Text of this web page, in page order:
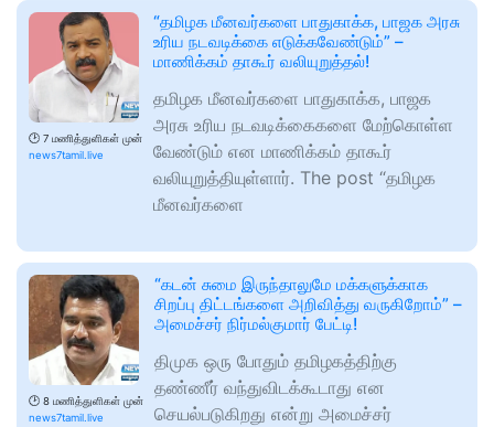
🕑 7 மணித்துளிகள் முன்
news7tamil.live
“தமிழக மீனவர்களை பாதுகாக்க, பாஜக அரசு
உரிய நடவடிக்கை எடுக்கவேண்டும்” –
மாணிக்கம் தாகூர் வலியுறுத்தல்!
தமிழக மீனவர்களை பாதுகாக்க, பாஜக
அரசு உரிய நடவடிக்கைகளை மேற்கொள்ள
வேண்டும் என மாணிக்கம் தாகூர்
வலியுறுத்தியுள்ளார். The post “தமிழக
மீனவர்களை
🕑 8 மணித்துளிகள் முன்
news7tamil.live
“கடன் சுமை இருந்தாலுமே மக்களுக்காக
சிறப்பு திட்டங்களை அறிவித்து வருகிறோம்” –
அமைச்சர் நிர்மல்குமார் பேட்டி!
திமுக ஒரு போதும் தமிழகத்திற்கு
தண்ணீர் வந்துவிடக்கூடாது என
செயல்படுகிறது என்று அமைச்சர்